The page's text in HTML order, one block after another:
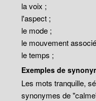
la voix ;
l'aspect ;
le mode ;
le mouvement
le temps ;
Exemples de
Les mots tranquille,
synonymes de